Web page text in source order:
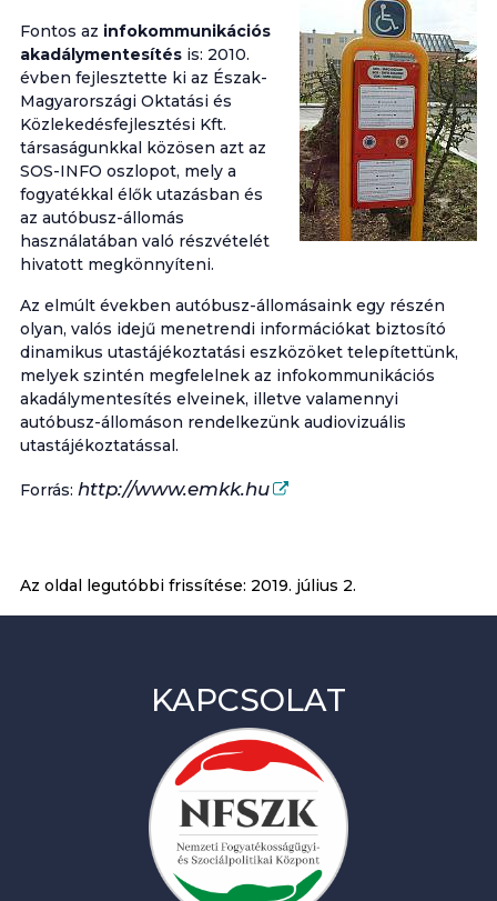
Fontos az infokommunikációs
akadálymentesítésis: 2010.
évben fejlesztette ki az Észak-
Magyarországi Oktatási és
Közlekedésfejlesztési Kft.
társaságunkkal közösen azt az
SOS-INFO oszlopot, mely a
fogyatékkal élők utazásban és
az autóbusz-állomás
használatában való részvételét
hivatott megkönnyíteni.
Az elmúlt években autóbusz-állomásaink egy részén
olyan, valós idejű menetrendi információkat biztosító
dinamikus utastájékoztatási eszközöket telepítettünk,
melyek szintén megfelelnek az infokommunikációs
akadálymentesítés elveinek, illetve valamennyi
autóbusz-állomáson rendelkezünk audiovizuális
utastájékoztatással.
Forrás: http://www.emkk.hu
Az oldal legutóbbi frissítése: 2019. július 2.
KAPCSOLAT